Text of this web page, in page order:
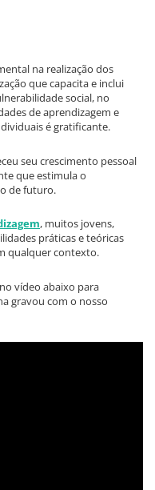
na realização dos
que capacita e inclui
social, no
de aprendizagem e
é gratificante.
seu crescimento pessoal
que estimula o
de futuro.
, muitos jovens,
práticas e teóricas
qualquer contexto.
vídeo abaixo para
gravou com o nosso